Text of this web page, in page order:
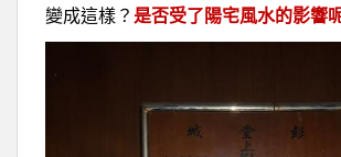
變成這樣？ 是否受了陽宅風水的影響